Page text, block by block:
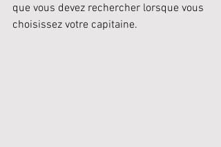
que vous devez rechercher lorsque vous
choisissez votre capitaine.